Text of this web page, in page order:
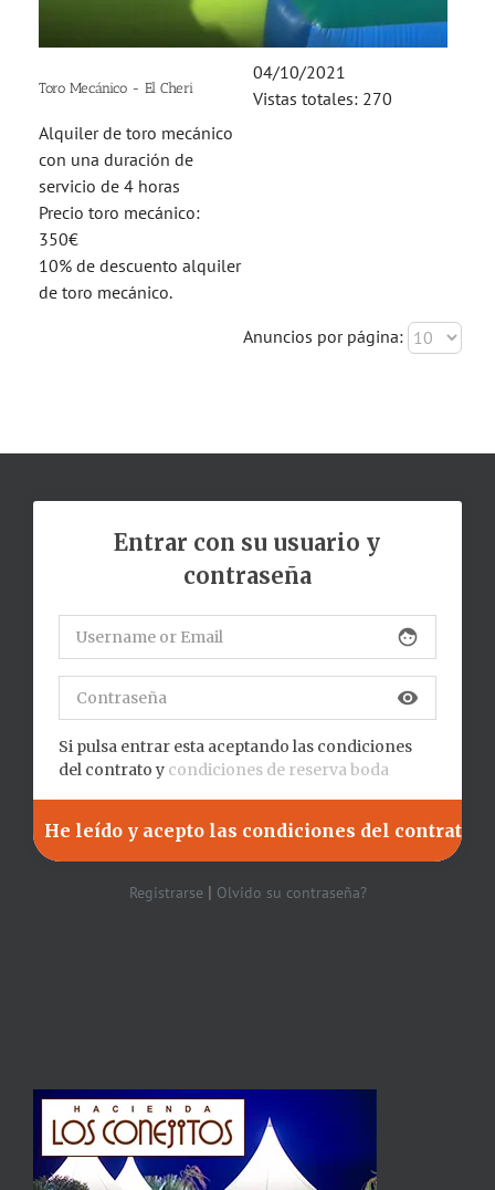
Toro Mecánico - El Cheri
Alquiler de toro mecánico
con una duración de
servicio de 4 horas
Precio toro mecánico:
350€
10% de descuento alquiler
de toro mecánico.
04/10/2021
Vistas totales: 270
Anuncios por página:
Entrar con su usuario y
contraseña
face
visibility
Si pulsa entrar esta aceptando las condiciones
del contrato y condiciones de reserva boda
Registrarse| Olvido su contraseña?